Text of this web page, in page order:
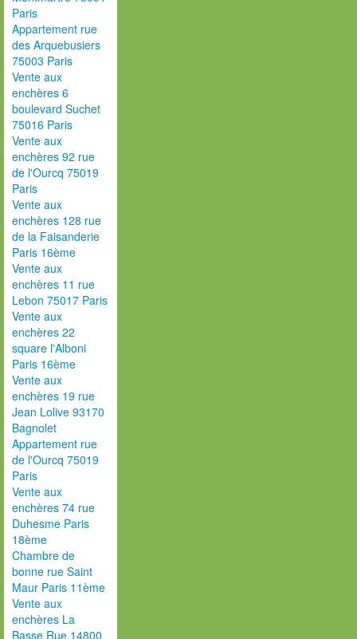
Paris
Appartement rue
des Arquebusiers
75003 Paris
Vente aux
enchères 6
boulevard Suchet
75016 Paris
Vente aux
enchères 92 rue
de l'Ourcq 75019
Paris
Vente aux
enchères 128 rue
de la Faisanderie
Paris 16ème
Vente aux
enchères 11 rue
Lebon 75017 Paris
Vente aux
enchères 22
square l'Alboni
Paris 16ème
Vente aux
enchères 19 rue
Jean Lolive 93170
Bagnolet
Appartement rue
de l'Ourcq 75019
Paris
Vente aux
enchères 74 rue
Duhesme Paris
18ème
Chambre de
bonne rue Saint
Maur Paris 11ème
Vente aux
enchères La
Basse Rue 14800